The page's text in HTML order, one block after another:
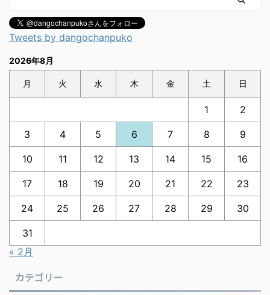
Tweets by dangochanpuko
2026年8月
月 火 水 木 金 土 日
1 2
3 4 5 6 7 8 9
10 11 12 13 14 15 16
17 18 19 20 21 22 23
24 25 26 27 28 29 30
31
« 2月
カテゴリー